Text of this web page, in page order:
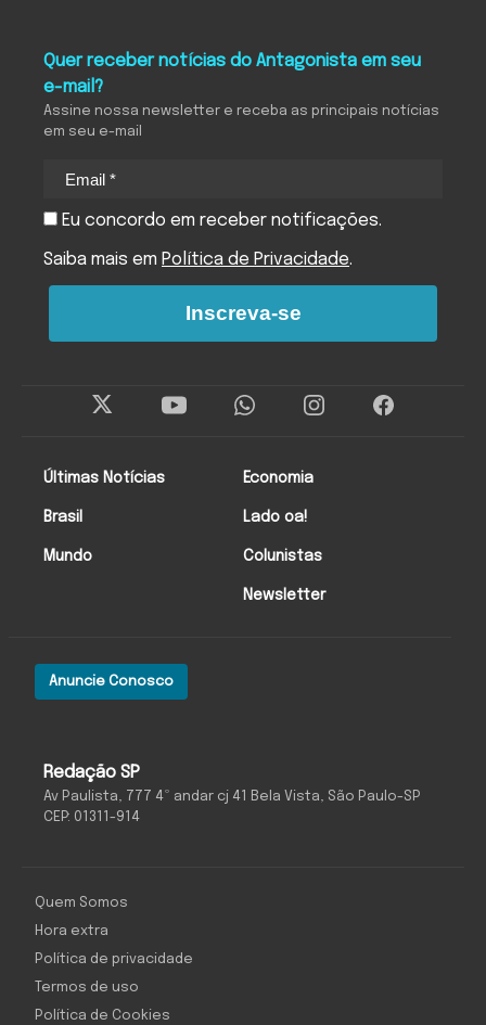
Redação SP
Av Paulista, 777 4º andar cj 41 Bela Vista, São Paulo-SP
CEP: 01311-914
Anuncie Conosco
Últimas Notícias
Brasil
Mundo
Economia
Lado oa!
Colunistas
Newsletter
Quer receber notícias do Antagonista em seu
e-mail?
Assine nossa newsletter e receba as principais notícias
em seu e-mail
Eu concordo em receber notificações.
Saiba mais em Política de Privacidade.
Inscreva-se
Quem Somos
Hora extra
Política de privacidade
Termos de uso
Política de Cookies